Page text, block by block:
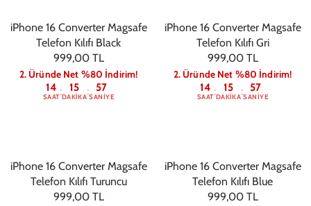
iPhone 16 Converter Magsafe
Telefon Kılıfı Black
999,00 TL
2. Üründe Net %80 İndirim!
14
SAAT: 15
DAKIKA: 56
SANIYE
iPhone 16 Converter Magsafe
Telefon Kılıfı Gri
999,00 TL
2. Üründe Net %80 İndirim!
14
SAAT: 15
DAKIKA: 56
SANIYE
iPhone 16 Converter Magsafe
Telefon Kılıfı Turuncu
999,00 TL
iPhone 16 Converter Magsafe
Telefon Kılıfı Blue
999,00 TL